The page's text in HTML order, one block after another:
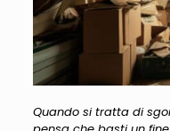
Quando si tratta di